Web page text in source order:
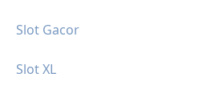
Slot Gacor
Slot XL